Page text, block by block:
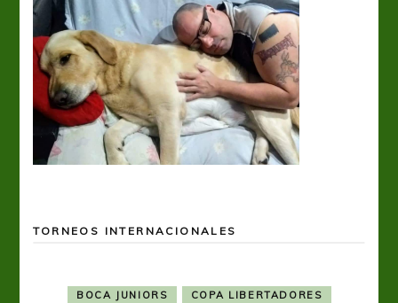
TORNEOS INTERNACIONALES
BOCA JUNIORS COPA LIBERTADORES